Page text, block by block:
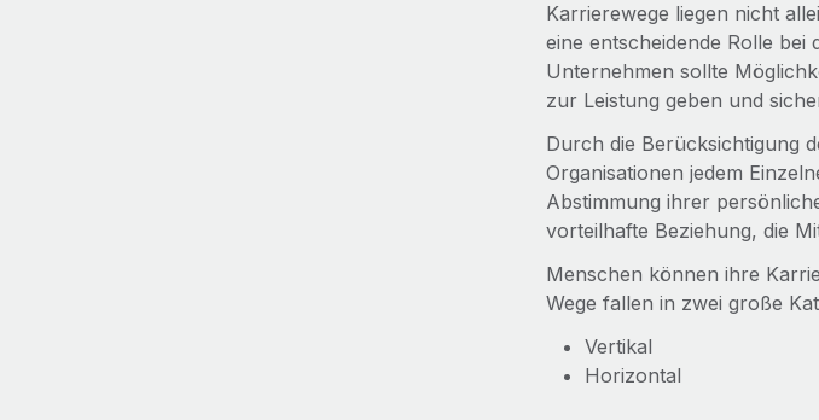
Karrierewege liegen nicht
eine entscheidende Rolle
Unternehmen sollte
zur Leistung geben und
Durch die Berücksichtigung
Organisationen jedem
Abstimmung ihrer
vorteilhafte Beziehung, die
Menschen können ihre
Wege fallen in zwei große
Vertikal
Horizontal